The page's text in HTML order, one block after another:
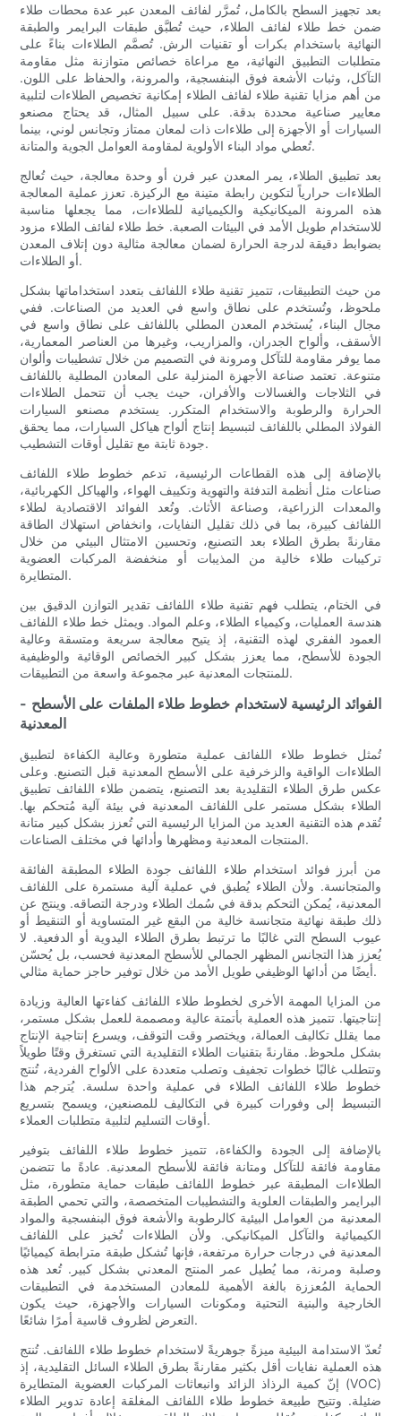
بعد تجهيز السطح بالكامل، تُمرَّر لفائف المعدن عبر عدة محطات طلاء
ضمن خط طلاء لفائف الطلاء، حيث تُطبَّق طبقات البرايمر والطبقة
النهائية باستخدام بكرات أو تقنيات الرش. تُصمَّم الطلاءات بناءً على
متطلبات التطبيق النهائية، مع مراعاة خصائص متوازنة مثل مقاومة
التآكل، وثبات الأشعة فوق البنفسجية، والمرونة، والحفاظ على اللون.
من أهم مزايا تقنية طلاء لفائف الطلاء إمكانية تخصيص الطلاءات لتلبية
معايير صناعية محددة بدقة. على سبيل المثال، قد يحتاج مصنعو
السيارات أو الأجهزة إلى طلاءات ذات لمعان ممتاز وتجانس لوني، بينما
تُعطي مواد البناء الأولوية لمقاومة العوامل الجوية والمتانة.
بعد تطبيق الطلاء، يمر المعدن عبر فرن أو وحدة معالجة، حيث تُعالج
الطلاءات حرارياً لتكوين رابطة متينة مع الركيزة. تعزز عملية المعالجة
هذه المرونة الميكانيكية والكيميائية للطلاءات، مما يجعلها مناسبة
للاستخدام طويل الأمد في البيئات الصعبة. خط طلاء لفائف الطلاء مزود
بضوابط دقيقة لدرجة الحرارة لضمان معالجة مثالية دون إتلاف المعدن
أو الطلاءات.
من حيث التطبيقات، تتميز تقنية طلاء اللفائف بتعدد استخداماتها بشكل
ملحوظ، وتُستخدم على نطاق واسع في العديد من الصناعات. ففي
مجال البناء، يُستخدم المعدن المطلي باللفائف على نطاق واسع في
الأسقف، وألواح الجدران، والمزاريب، وغيرها من العناصر المعمارية،
مما يوفر مقاومة للتآكل ومرونة في التصميم من خلال تشطيبات وألوان
متنوعة. تعتمد صناعة الأجهزة المنزلية على المعادن المطلية باللفائف
في الثلاجات والغسالات والأفران، حيث يجب أن تتحمل الطلاءات
الحرارة والرطوبة والاستخدام المتكرر. يستخدم مصنعو السيارات
الفولاذ المطلي باللفائف لتبسيط إنتاج ألواح هياكل السيارات، مما يحقق
جودة ثابتة مع تقليل أوقات التشطيب.
بالإضافة إلى هذه القطاعات الرئيسية، تدعم خطوط طلاء اللفائف
صناعات مثل أنظمة التدفئة والتهوية وتكييف الهواء، والهياكل الكهربائية،
والمعدات الزراعية، وصناعة الأثاث. وتُعد الفوائد الاقتصادية لطلاء
اللفائف كبيرة، بما في ذلك تقليل النفايات، وانخفاض استهلاك الطاقة
مقارنةً بطرق الطلاء بعد التصنيع، وتحسين الامتثال البيئي من خلال
تركيبات طلاء خالية من المذيبات أو منخفضة المركبات العضوية
المتطايرة.
في الختام، يتطلب فهم تقنية طلاء اللفائف تقدير التوازن الدقيق بين
هندسة العمليات، وكيمياء الطلاء، وعلم المواد. ويمثل خط طلاء اللفائف
العمود الفقري لهذه التقنية، إذ يتيح معالجة سريعة ومتسقة وعالية
الجودة للأسطح، مما يعزز بشكل كبير الخصائص الوقائية والوظيفية
للمنتجات المعدنية عبر مجموعة واسعة من التطبيقات.
- الفوائد الرئيسية لاستخدام خطوط طلاء الملفات على الأسطح
المعدنية
تُمثل خطوط طلاء اللفائف عملية متطورة وعالية الكفاءة لتطبيق
الطلاءات الواقية والزخرفية على الأسطح المعدنية قبل التصنيع. وعلى
عكس طرق الطلاء التقليدية بعد التصنيع، يتضمن طلاء اللفائف تطبيق
الطلاء بشكل مستمر على اللفائف المعدنية في بيئة آلية مُتحكم بها.
تُقدم هذه التقنية العديد من المزايا الرئيسية التي تُعزز بشكل كبير متانة
المنتجات المعدنية ومظهرها وأدائها في مختلف الصناعات.
من أبرز فوائد استخدام طلاء اللفائف جودة الطلاء المطبقة الفائقة
والمتجانسة. ولأن الطلاء يُطبق في عملية آلية مستمرة على اللفائف
المعدنية، يُمكن التحكم بدقة في سُمك الطلاء ودرجة التصاقه. وينتج عن
ذلك طبقة نهائية متجانسة خالية من البقع غير المتساوية أو التنقيط أو
عيوب السطح التي غالبًا ما ترتبط بطرق الطلاء اليدوية أو الدفعية. لا
يُعزز هذا التجانس المظهر الجمالي للأسطح المعدنية فحسب، بل يُحسّن
أيضًا من أدائها الوظيفي طويل الأمد من خلال توفير حاجز حماية مثالي.
من المزايا المهمة الأخرى لخطوط طلاء اللفائف كفاءتها العالية وزيادة
إنتاجيتها. تتميز هذه العملية بأتمتة عالية ومصممة للعمل بشكل مستمر،
مما يقلل تكاليف العمالة، ويختصر وقت التوقف، ويسرع إنتاجية الإنتاج
بشكل ملحوظ. مقارنةً بتقنيات الطلاء التقليدية التي تستغرق وقتًا طويلاً
وتتطلب غالبًا خطوات تجفيف وتصلب متعددة على الألواح الفردية، تُنتج
خطوط طلاء اللفائف الطلاء في عملية واحدة سلسة. يُترجم هذا
التبسيط إلى وفورات كبيرة في التكاليف للمصنعين، ويسمح بتسريع
أوقات التسليم لتلبية متطلبات العملاء.
بالإضافة إلى الجودة والكفاءة، تتميز خطوط طلاء اللفائف بتوفير
مقاومة فائقة للتآكل ومتانة فائقة للأسطح المعدنية. عادةً ما تتضمن
الطلاءات المطبقة عبر خطوط اللفائف طبقات حماية متطورة، مثل
البرايمر والطبقات العلوية والتشطيبات المتخصصة، والتي تحمي الطبقة
المعدنية من العوامل البيئية كالرطوبة والأشعة فوق البنفسجية والمواد
الكيميائية والتآكل الميكانيكي. ولأن الطلاءات تُخبز على اللفائف
المعدنية في درجات حرارة مرتفعة، فإنها تُشكل طبقة مترابطة كيميائيًا
وصلبة ومرنة، مما يُطيل عمر المنتج المعدني بشكل كبير. تُعد هذه
الحماية المُعززة بالغة الأهمية للمعادن المستخدمة في التطبيقات
الخارجية والبنية التحتية ومكونات السيارات والأجهزة، حيث يكون
التعرض لظروف قاسية أمرًا شائعًا.
تُعدّ الاستدامة البيئية ميزةً جوهريةً لاستخدام خطوط طلاء اللفائف. تُنتج
هذه العملية نفايات أقل بكثير مقارنةً بطرق الطلاء السائل التقليدية، إذ
إنّ كمية الرذاذ الزائد وانبعاثات المركبات العضوية المتطايرة (VOC)
ضئيلة. وتتيح طبيعة خطوط طلاء اللفائف المغلقة إعادة تدوير الطلاء